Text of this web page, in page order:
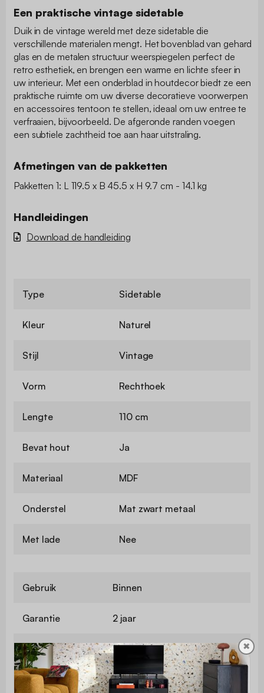
Een praktische vintage sidetable
Duik in de vintage wereld met deze sidetable die
verschillende materialen mengt. Het bovenblad van gehard
glas en de metalen structuur weerspiegelen perfect de
retro esthetiek, en brengen een warme en lichte sfeer in
uw interieur. Met een onderblad in houtdecor biedt ze een
praktische ruimte om uw diverse decoratieve voorwerpen
en accessoires tentoon te stellen, ideaal om uw entree te
verfraaien, bijvoorbeeld. De afgeronde randen voegen
een subtiele zachtheid toe aan haar uitstraling.
Afmetingen van de pakketten
Pakketten 1: L 119.5 x B 45.5 x H 9.7 cm - 14.1 kg
Handleidingen
Download de handleiding
Type Sidetable
Kleur Naturel
Stijl Vintage
Vorm Rechthoek
Lengte 110 cm
Bevat hout Ja
Materiaal MDF
Onderstel Mat zwart metaal
Met lade Nee
Gebruik Binnen
Garantie 2 jaar
Montage
De montage is heel
eenvoudig , een handleiding
wordt meegeleverd
✖